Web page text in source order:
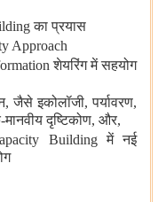
का प्रयास
Approach
शेयरिंग में सहयोग
जैसे इकोलॉजी, पर्यावरण,
दृष्टिकोण, और,
Building में नई